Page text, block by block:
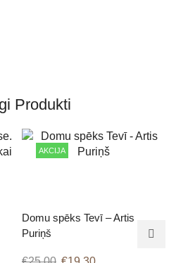
Produkti
AKCIJA
Domu spēks Tevī – Artis
Puriņš